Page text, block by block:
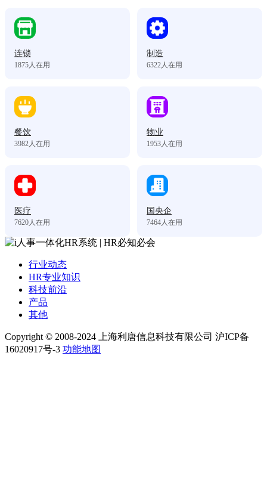
连锁
1875人在用
制造
6322人在用
餐饮
3982人在用
物业
1953人在用
医疗
7620人在用
国央企
7464人在用
行业动态
HR专业知识
科技前沿
产品
其他
Copyright © 2008-2024 上海利唐信息科技有限公司 沪ICP备
16020917号-3 功能地图